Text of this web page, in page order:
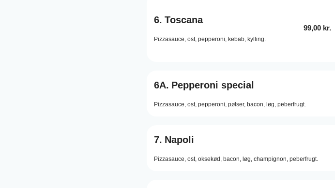
6. Toscana
Pizzasauce, ost, pepperoni, kebab, kylling.
99,00 kr.
6A. Pepperoni special
Pizzasauce, ost, pepperoni, pølser, bacon, løg, peberfrugt.
7. Napoli
Pizzasauce, ost, oksekød, bacon, løg, champignon, peberfrugt.